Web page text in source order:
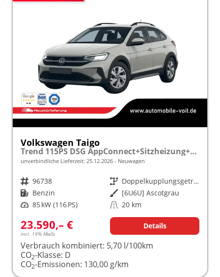
Volkswagen Taigo
Trend 115PS DSG AppConnect+Sitzheizung+PDC+Alu16+LED+DAB+FrontAssist
unverbindliche Lieferzeit: 25.12.2026 Neuwagen
Fahrzeugnr. 96738 Getriebe
Doppelkupplungsgetriebe (DSG)
Kraftstoff Benzin Außenfarbe [6U6U] Ascotgrau
Leistung 85 kW (116 PS) Kilometerstand 20 km
23.590,– €
incl. 19% MwSt.
Details
Verbrauch kombiniert: 5,70 l/100km
CO2-Klasse: D
CO2-Emissionen: 130,00 g/km